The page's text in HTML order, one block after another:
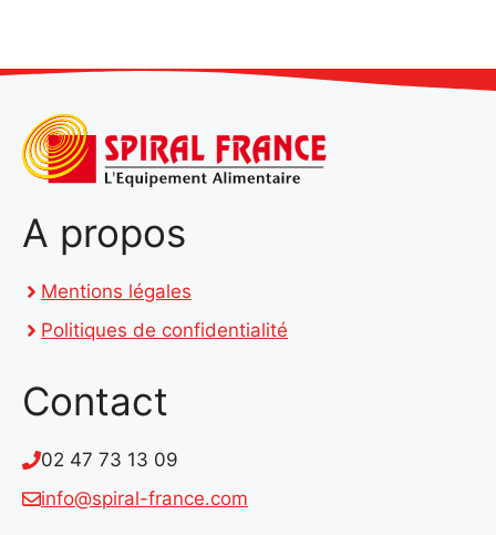
A propos
Mentions légales
Politiques de confidentialité
Contact
02 47 73 13 09
info@spiral-france.com